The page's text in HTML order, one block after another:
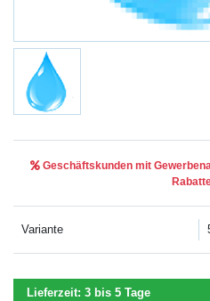
Geschäftskunden mit
Variante
Lieferzeit: 3 bis 5 Tage